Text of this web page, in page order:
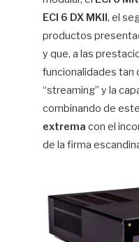
ECI 6 DX MKII, el
productos
y que, a las
funcionalidades tan
“streaming” y la
combinando de
extrema con el
de la firma